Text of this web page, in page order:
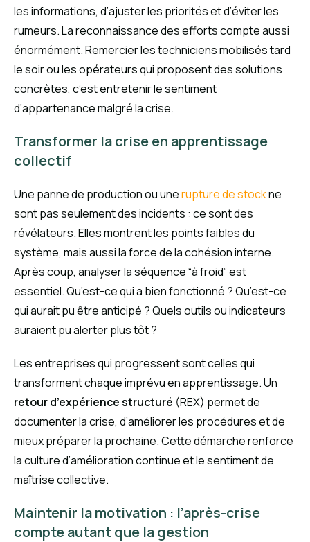
les informations, d’ajuster les priorités et d’éviter les
rumeurs. La reconnaissance des efforts compte aussi
énormément. Remercier les techniciens mobilisés tard
le soir ou les opérateurs qui proposent des solutions
concrètes, c’est entretenir le sentiment
d’appartenance malgré la crise.
Transformer la crise en apprentissage
collectif
Une panne de production ou unerupture de stockne
sont pas seulement des incidents : ce sont des
révélateurs. Elles montrent les points faibles du
système, mais aussi la force de la cohésion interne.
Après coup, analyser la séquence “à froid” est
essentiel. Qu’est-ce qui a bien fonctionné ? Qu’est-ce
qui aurait pu être anticipé ? Quels outils ou indicateurs
auraient pu alerter plus tôt ?
Les entreprises qui progressent sont celles qui
transforment chaque imprévu en apprentissage. Un
retour d’expérience structuré (REX) permet de
documenter la crise, d’améliorer les procédures et de
mieux préparer la prochaine. Cette démarche renforce
la culture d’amélioration continue et le sentiment de
maîtrise collective.
Maintenir la motivation : l’après-crise
compte autant que la gestion